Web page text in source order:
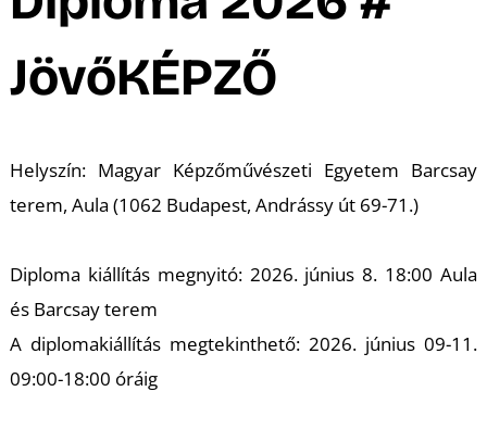
JövőKÉPZŐ
Helyszín: Magyar Képzőművészeti Egyetem Barcsay
terem, Aula (1062 Budapest, Andrássy út 69-71.)
Diploma kiállítás megnyitó: 2026. június 8. 18:00 Aula
és Barcsay terem
A diplomakiállítás megtekinthető: 2026. június 09-11.
09:00-18:00 óráig